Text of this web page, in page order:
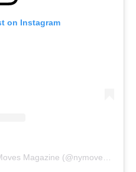
on Instagram
A post shared by New York Moves Magazine (@nymovesmagazine)